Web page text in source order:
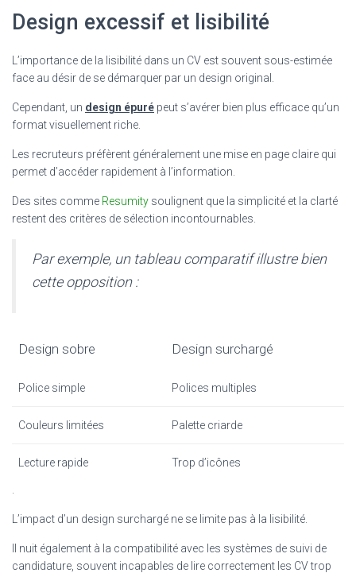
Design excessif et lisibilité
L’importance de la lisibilité dans un CV est souvent sous-estimée
face au désir de se démarquer par un design original.
Cependant, un design épuré peut s’avérer bien plus efficace qu’un
format visuellement riche.
Les recruteurs préfèrent généralement une mise en page claire qui
permet d’accéder rapidement à l’information.
Des sites comme Resumity soulignent que la simplicité et la clarté
restent des critères de sélection incontournables.
Par exemple, un tableau comparatif illustre bien
cette opposition :
Design sobre Design surchargé
Police simple Polices multiples
Couleurs limitées Palette criarde
Lecture rapide Trop d’icônes
L’impact d’un design surchargé ne se limite pas à la lisibilité.
Il nuit également à la compatibilité avec les systèmes de suivi de
candidature, souvent incapables de lire correctement les CV trop